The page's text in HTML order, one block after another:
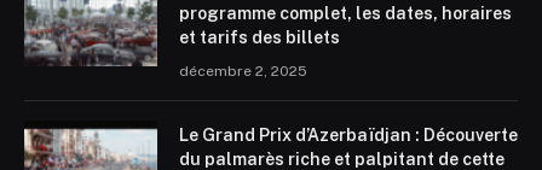
programme complet, les dates, horaires
et tarifs des billets
décembre 2, 2025
Le Grand Prix d’Azerbaïdjan : Découverte
du palmarès riche et palpitant de cette